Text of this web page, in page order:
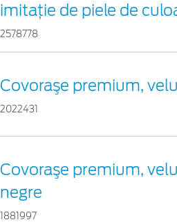
imitație de piele de
2578778
Covoraşe premium,
2022431
Covoraşe premium,
negre
1881997